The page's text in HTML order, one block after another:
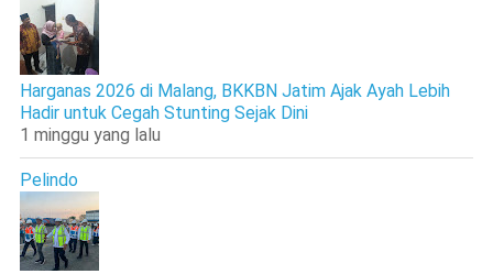
Harganas 2026 di Malang, BKKBN Jatim Ajak Ayah Lebih
Hadir untuk Cegah Stunting Sejak Dini
1 minggu yang lalu
Pelindo